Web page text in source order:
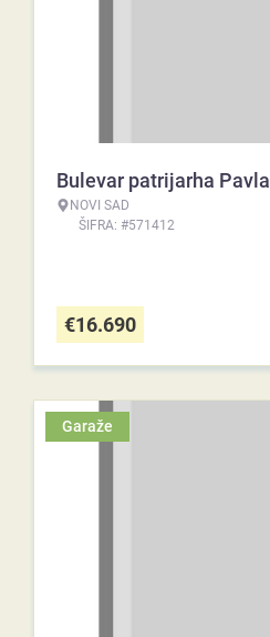
Bulevar patrijarha Pavla
NOVI SAD
ŠIFRA: #571412
€16.690
Garaže